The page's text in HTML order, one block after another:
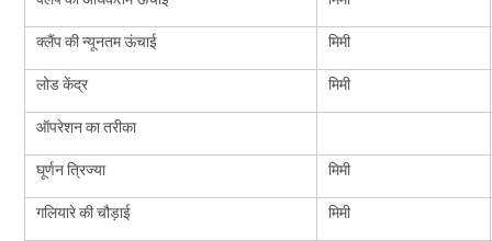
क्लैंप की न्यूनतम ऊंचाई मिमी
लोड केंद्र मिमी
ऑपरेशन का तरीका
घूर्णन त्रिज्या मिमी
गलियारे की चौड़ाई मिमी